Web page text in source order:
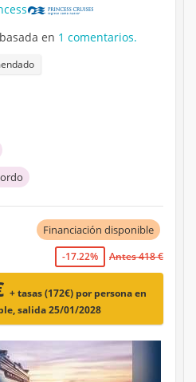
basada en 1 comentarios.
Financiación disponible
-17.22% Antes 418 €
+ tasas (172€) por persona en
salida 25/01/2028